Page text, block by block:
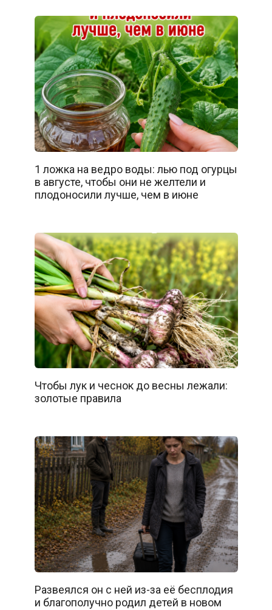
1 ложка на ведро воды: лью под огурцы
в августе, чтобы они не желтели и
плодоносили лучше, чем в июне
Чтобы лук и чеснок до весны лежали:
золотые правила
Развеялся он с ней из-за её бесплодия
и благополучно родил детей в новом